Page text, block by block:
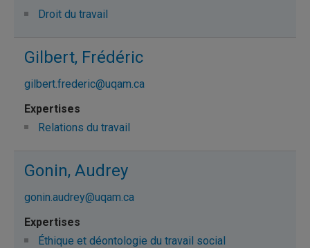
Droit du travail
Gilbert, Frédéric
gilbert.frederic@uqam.ca
Relations du travail
Gonin, Audrey
gonin.audrey@uqam.ca
Éthique et déontologie du travail social